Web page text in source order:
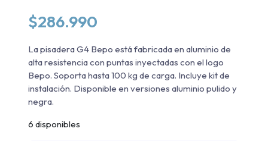
$286.990
La pisadera G4 Bepo está fabricada en aluminio de
alta resistencia con puntas inyectadas con el logo
Bepo. Soporta hasta 100 kg de carga. Incluye kit de
instalación. Disponible en versiones aluminio pulido y
negra.
6 disponibles